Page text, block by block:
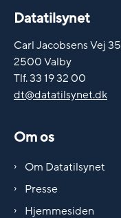
Datatilsynet
Carl Jacobsens Vej 35
2500 Valby
Tlf. 33 19 32 00
dt@datatilsynet.dk
Om os
Om Datatilsynet
Presse
Hjemmesiden